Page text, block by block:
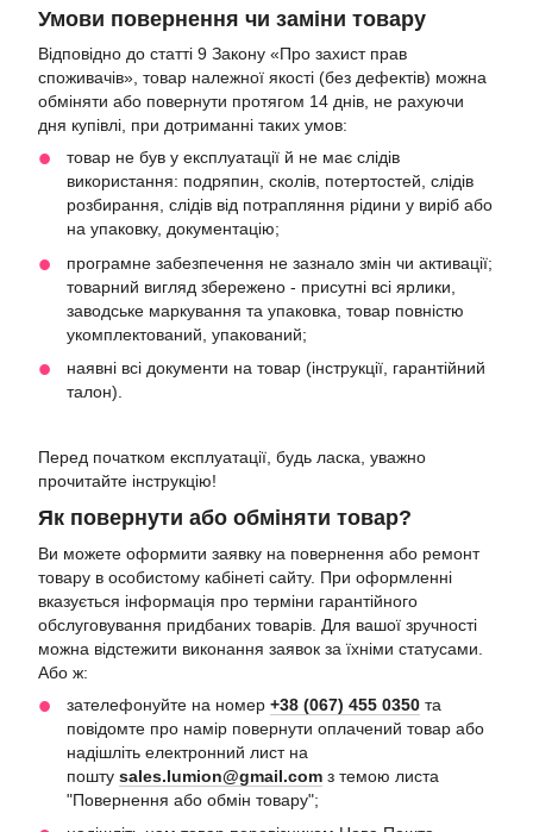
Умови повернення чи заміни товару
Відповідно до статті 9 Закону «Про захист прав
споживачів», товар належної якості (без дефектів) можна
обміняти або повернути протягом 14 днів, не рахуючи
дня купівлі, при дотриманні таких умов:
товар не був у експлуатації й не має слідів
використання: подряпин, сколів, потертостей, слідів
розбирання, слідів від потрапляння рідини у виріб або
на упаковку, документацію;
програмне забезпечення не зазнало змін чи активації;
товарний вигляд збережено - присутні всі ярлики,
заводське маркування та упаковка, товар повністю
укомплектований, упакований;
наявні всі документи на товар (інструкції, гарантійний
талон).
Перед початком експлуатації, будь ласка, уважно
прочитайте інструкцію!
Як повернути або обміняти товар?
Ви можете оформити заявку на повернення або ремонт
товару в особистому кабінеті сайту. При оформленні
вказується інформація про терміни гарантійного
обслуговування придбаних товарів. Для вашої зручності
можна відстежити виконання заявок за їхніми статусами.
Або ж:
зателефонуйте на номер +38 (067) 455 0350 та
повідомте про намір повернути оплачений товар або
надішліть електронний лист на
пошту sales.lumion@gmail.com з темою листа
"Повернення або обмін товару";